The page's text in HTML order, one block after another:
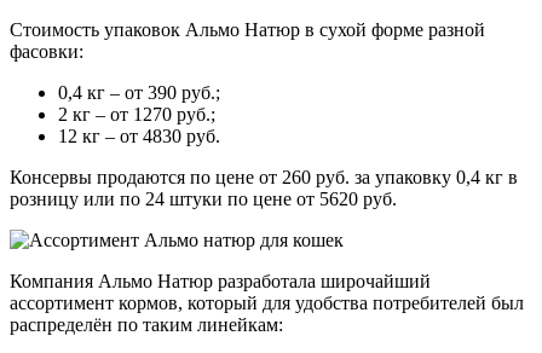
Стоимость упаковок Альмо Натюр в сухой форме разной
фасовки:
0,4 кг – от 390 руб.;
2 кг – от 1270 руб.;
12 кг – от 4830 руб.
Консервы продаются по цене от 260 руб. за упаковку 0,4 кг в
розницу или по 24 штуки по цене от 5620 руб.
Компания Альмо Натюр разработала широчайший
ассортимент кормов, который для удобства потребителей был
распределён по таким линейкам: